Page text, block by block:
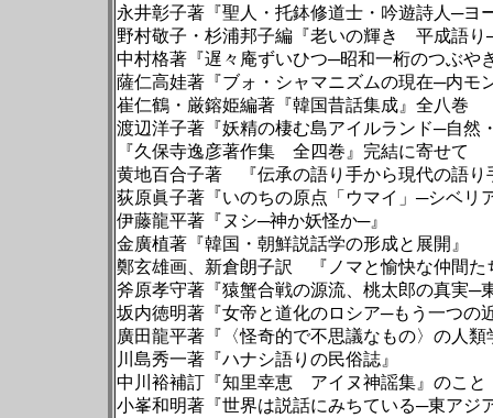
永井彰子著『聖人・托鉢修道士・吟遊詩人
野村敬子・杉浦邦子編『老いの輝き 平成
中村格著『遅々庵ずいひつ─昭和一桁の
薩仁高娃著『ブォ・シャマニズムの現在─
崔仁鶴・厳鎔姫編著『韓国昔話集成』全
渡辺洋子著『妖精の棲む島アイルランド─
『久保寺逸彦著作集 全四巻』完結に寄
黄地百合子著 『伝承の語り手から現代
荻原眞子著『いのちの原点「ウマイ」─シ
伊藤龍平著『ヌシ─神か妖怪か─』
金廣植著『韓国・朝鮮説話学の形成と展
鄭玄雄画、新倉朗子訳 『ノマと愉快な
斧原孝守著『猿蟹合戦の源流、桃太郎の真
坂内徳明著『女帝と道化のロシア─もう一
廣田龍平著『〈怪奇的で不思議なもの〉
川島秀一著『ハナシ語りの民俗誌』
中川裕補訂『知里幸恵 アイヌ神謡集』
小峯和明著『世界は説話にみちている─東